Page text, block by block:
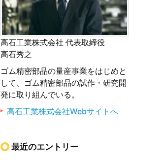
高石工業株式会社 代表取締役
高石秀之
ゴム精密部品の量産事業をはじめと
して、ゴム精密部品の試作・研究開
発に取り組んでいる。
高石工業株式会社Webサイトへ
最近のエントリー